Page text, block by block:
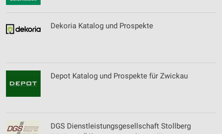
Dekoria Katalog und Prospekte
Depot Katalog und Prospekte für Zwickau
DGS Dienstleistungsgesellschaft Stollberg